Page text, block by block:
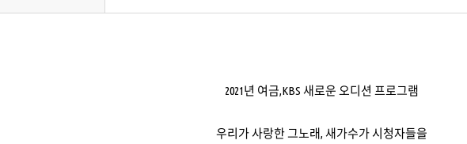
2021년 여금,KBS 새로운 오디션 프로그램
우리가 사랑한 그노래, 새가수가 시청자들을